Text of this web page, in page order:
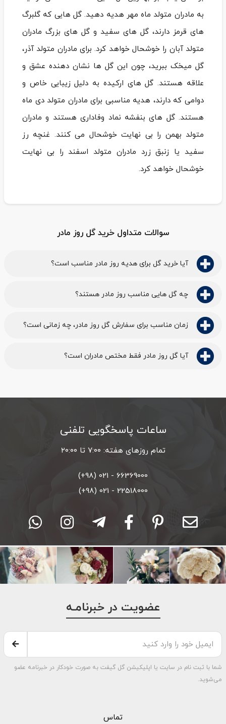
به مادران متولد ماه مهر هدیه دهید. گل‌ هایی که گلبرگ‌
های قرمز دارند، گل ‌های سفید و گل‌ های بزرگ مادران
متولد آبان را خوشحال خواهد کرد. برای مادران متولد آذر،
گل میخک ببرید، چون این گل‌ ها نشان دهنده عشق و
علاقه هستند. گل‌ های ارکیده به دلیل زیبایی خاص و
دوامی که دارند، هدیه مناسبی برای مادران متولد دی ماه
هستند. گل‌ های بنفشه نماد وفاداری هستند و مادران
متولد بهمن را بی نهایت خوشحال می ‌کنند. غنچه رز
سفید یا زنبق زرد مادران متولد اسفند را بی نهایت
خوشحال خواهد کرد.
سوالات متداول خرید گل روز مادر
آیا خرید گل برای هدیه روز مادر مناسب است؟
چه گل هایی مناسب روز مادر هستند؟
زمان مناسب برای سفارش گل روز مادر، چه زمانی است؟
آیا گل روز مادر فقط مختص مادران است؟
ساعات پاسخگویی تلفنی
تمام روزهای هفته: ۷:۰۰ تا ۲۰:۰۰
66369000 - 021 (98+)
22518000 - 021 (98+)
عضویت در خبرنامـه
شما با ثبت نام در سایت یا اپلیکیشن گل گیفت به صورت خودکار در خبرنامه عضو
می‌شوید.
تماس